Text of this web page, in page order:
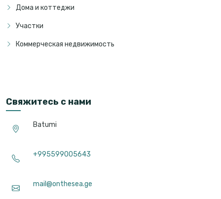
Дома и коттеджи
Участки
Коммерческая недвижимость
Свяжитесь с нами
Batumi
+995599005643
mail@onthesea.ge